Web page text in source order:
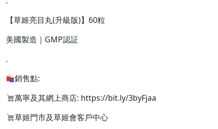
【草姬亮目丸(升級版)】60粒
美國製造｜GMP認証
.
銷售點:
萬寧及其網上商店: https://bit.ly/3byFjaa
草姬門市及草姬會客戶中心